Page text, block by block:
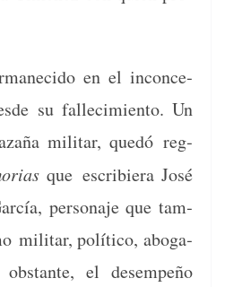
en el incon­ce­
su fal­l­ec­imien­to. Un
mil­i­tar, quedó reg­
que escri­biera José
per­son­aje que tam­
mil­i­tar, políti­co, abo­ga­
el desem­peño